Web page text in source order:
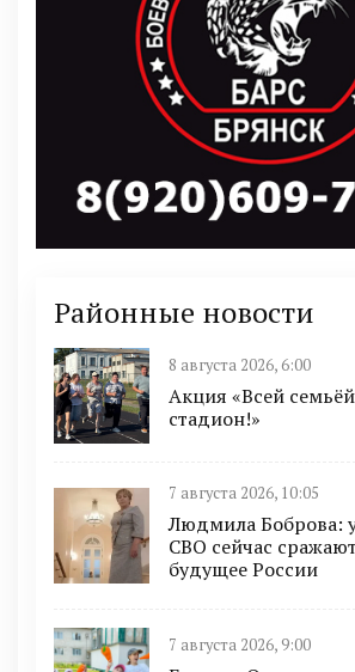
Районные новости
8 августа 2026, 6:00
Акция «Всей
стадион!»
7 августа 2026, 10:05
Людмила Боброва:
СВО сейчас
будущее России
7 августа 2026, 9:00